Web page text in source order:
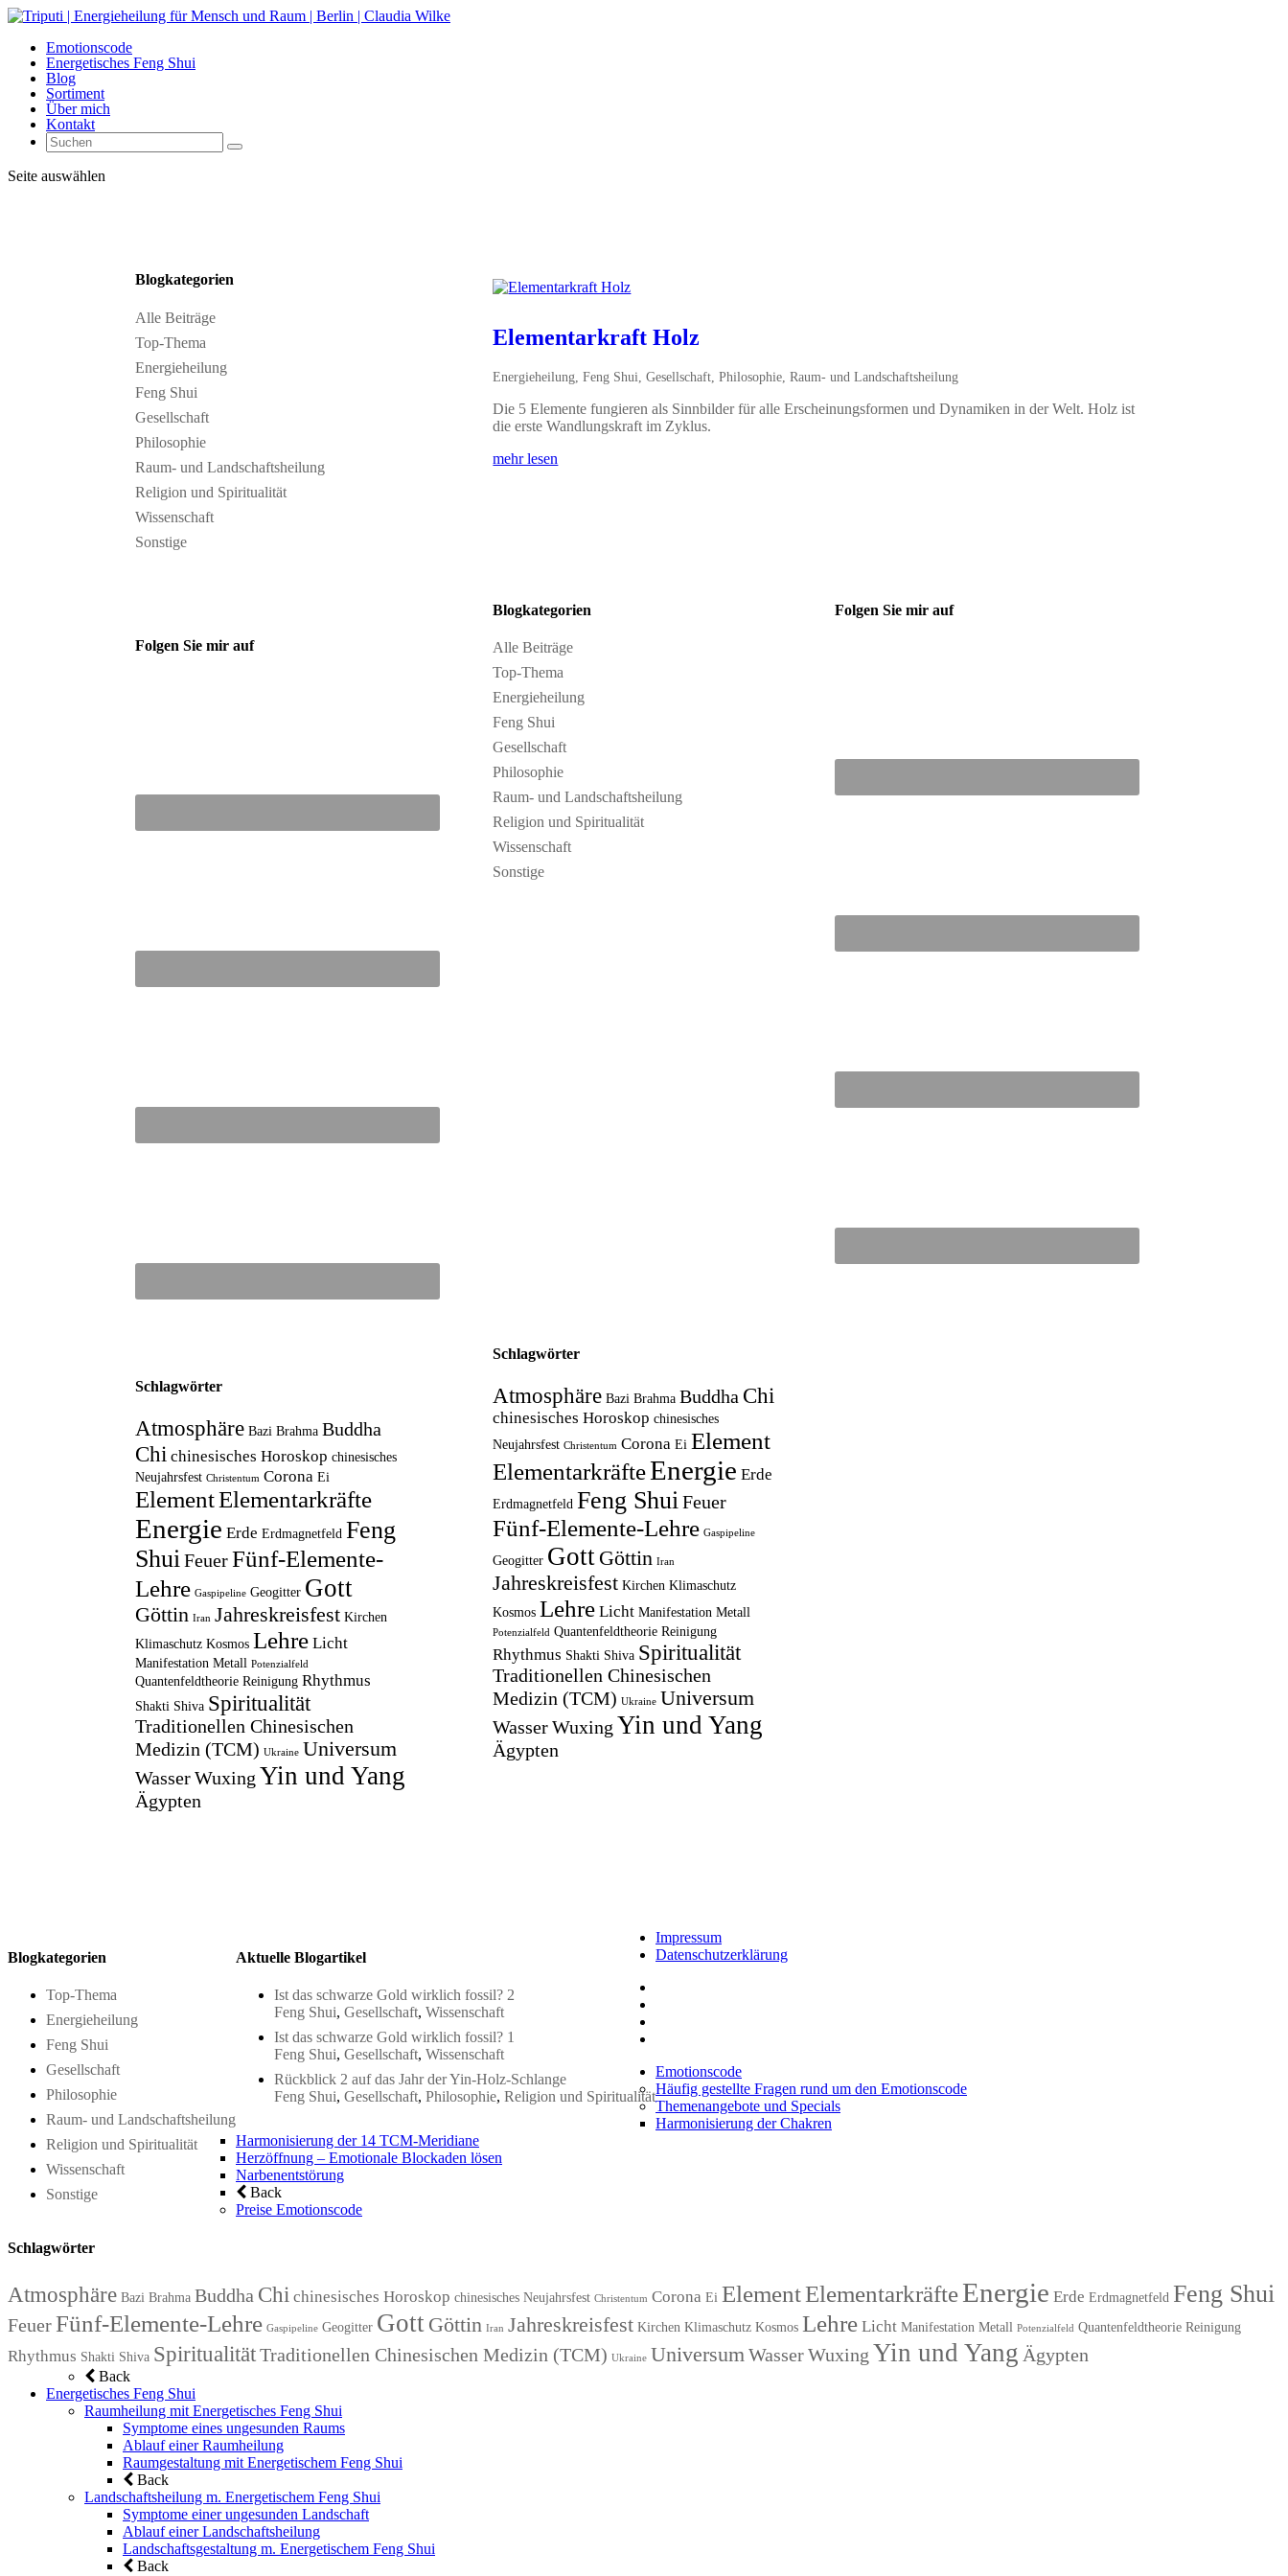
Emotionscode
Energetisches Feng Shui
Blog
Sortiment
Über mich
Kontakt
Seite auswählen
Blogkategorien
Alle Beiträge
Top-Thema
Energieheilung
Feng Shui
Gesellschaft
Philosophie
Raum- und Landschaftsheilung
Religion und Spiritualität
Wissenschaft
Sonstige
Folgen Sie mir auf
Schlagwörter
Atmosphäre Bazi Brahma Buddha
Chi chinesisches Horoskop chinesisches
Neujahrsfest Christentum Corona Ei
ElementElementarkräfte
Energie Erde Erdmagnetfeld Feng
Shui Feuer Fünf-Elemente-
Lehre Gaspipeline Geogitter Gott
Göttin Iran Jahreskreisfest Kirchen
Klimaschutz Kosmos Lehre Licht
Manifestation Metall Potenzialfeld
Quantenfeldtheorie Reinigung Rhythmus
Shakti Shiva Spiritualität
Traditionellen Chinesischen
Medizin (TCM) Ukraine Universum
Wasser Wuxing Yin und Yang
Ägypten
Elementarkraft Holz
Energieheilung,Feng Shui,Gesellschaft,Philosophie,Raum- und Landschaftsheilung
Die 5 Elemente fungieren als Sinnbilder für alle Erscheinungsformen und Dynamiken in der Welt. Holz ist
die erste Wandlungskraft im Zyklus.
mehr lesen
Blogkategorien
Alle Beiträge
Top-Thema
Energieheilung
Feng Shui
Gesellschaft
Philosophie
Raum- und Landschaftsheilung
Religion und Spiritualität
Wissenschaft
Sonstige
Folgen Sie mir auf
Schlagwörter
Atmosphäre Bazi Brahma Buddha Chi
chinesisches Horoskop chinesisches
Neujahrsfest Christentum Corona Ei Element
ElementarkräfteEnergie Erde
Erdmagnetfeld Feng Shui Feuer
Fünf-Elemente-Lehre Gaspipeline
Geogitter Gott Göttin Iran
Jahreskreisfest Kirchen Klimaschutz
Kosmos Lehre Licht Manifestation Metall
Potenzialfeld Quantenfeldtheorie Reinigung
Rhythmus Shakti Shiva Spiritualität
Traditionellen Chinesischen
Medizin (TCM) Ukraine Universum
Wasser Wuxing Yin und Yang
Ägypten
Blogkategorien
Top-Thema
Energieheilung
Feng Shui
Gesellschaft
Philosophie
Raum- und Landschaftsheilung
Religion und Spiritualität
Wissenschaft
Sonstige
Aktuelle Blogartikel
Ist das schwarze Gold wirklich fossil? 2
Feng Shui, Gesellschaft, Wissenschaft
Ist das schwarze Gold wirklich fossil? 1
Feng Shui, Gesellschaft, Wissenschaft
Rückblick 2 auf das Jahr der Yin-Holz-Schlange
Feng Shui, Gesellschaft, Philosophie, Religion und Spiritualität
Schlagwörter
Atmosphäre Bazi Brahma Buddha Chi chinesisches Horoskop chinesisches Neujahrsfest Christentum Corona Ei ElementElementarkräfteEnergie Erde Erdmagnetfeld Feng Shui
FeuerFünf-Elemente-Lehre Gaspipeline Geogitter Gott Göttin Iran Jahreskreisfest Kirchen Klimaschutz Kosmos Lehre Licht Manifestation Metall Potenzialfeld Quantenfeldtheorie Reinigung
Rhythmus Shakti Shiva SpiritualitätTraditionellen Chinesischen Medizin (TCM) Ukraine UniversumWasserWuxing Yin und Yang Ägypten
Impressum
Datenschutzerklärung
Emotionscode
Häufig gestellte Fragen rund um den Emotionscode
Themenangebote und Specials
Harmonisierung der Chakren
Harmonisierung der 14 TCM-Meridiane
Herzöffnung – Emotionale Blockaden lösen
Narbenentstörung
Back
Preise Emotionscode
Back
Energetisches Feng Shui
Raumheilung mit Energetisches Feng Shui
Symptome eines ungesunden Raums
Ablauf einer Raumheilung
Raumgestaltung mit Energetischem Feng Shui
Back
Landschaftsheilung m. Energetischem Feng Shui
Symptome einer ungesunden Landschaft
Ablauf einer Landschaftsheilung
Landschaftsgestaltung m. Energetischem Feng Shui
Back